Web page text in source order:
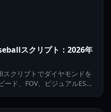
スクリプト：2026年
クリプトでダイヤモンドを
ド、FOV、ビジュアルESP